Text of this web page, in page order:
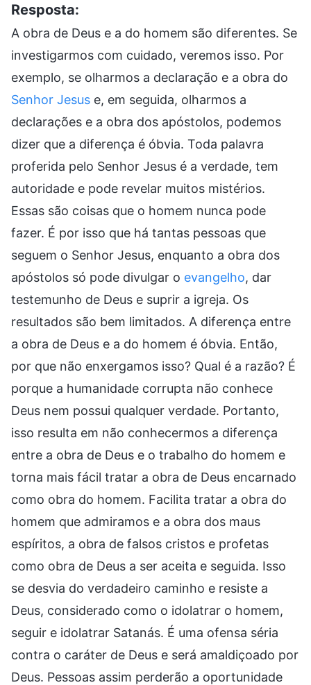
Resposta:
A obra de Deus e a do homem são diferentes. Se
investigarmos com cuidado, veremos isso. Por
exemplo, se olharmos a declaração e a obra do
Senhor Jesus e, em seguida, olharmos a
declarações e a obra dos apóstolos, podemos
dizer que a diferença é óbvia. Toda palavra
proferida pelo Senhor Jesus é a verdade, tem
autoridade e pode revelar muitos mistérios.
Essas são coisas que o homem nunca pode
fazer. É por isso que há tantas pessoas que
seguem o Senhor Jesus, enquanto a obra dos
apóstolos só pode divulgar o evangelho, dar
testemunho de Deus e suprir a igreja. Os
resultados são bem limitados. A diferença entre
a obra de Deus e a do homem é óbvia. Então,
por que não enxergamos isso? Qual é a razão? É
porque a humanidade corrupta não conhece
Deus nem possui qualquer verdade. Portanto,
isso resulta em não conhecermos a diferença
entre a obra de Deus e o trabalho do homem e
torna mais fácil tratar a obra de Deus encarnado
como obra do homem. Facilita tratar a obra do
homem que admiramos e a obra dos maus
espíritos, a obra de falsos cristos e profetas
como obra de Deus a ser aceita e seguida. Isso
se desvia do verdadeiro caminho e resiste a
Deus, considerado como o idolatrar o homem,
seguir e idolatrar Satanás. É uma ofensa séria
contra o caráter de Deus e será amaldiçoado por
Deus. Pessoas assim perderão a oportunidade